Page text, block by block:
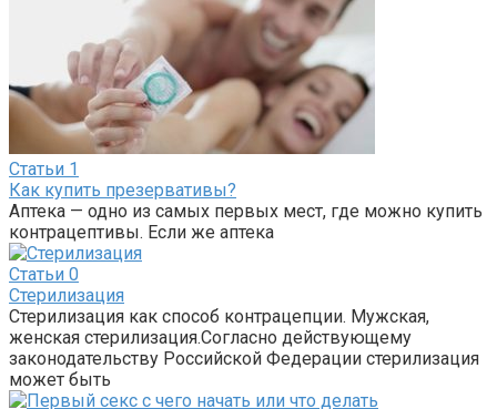
Статьи 1
Как купить презервативы?
Аптека — одно из самых первых мест, где можно купить
контрацептивы. Если же аптека
Статьи 0
Стерилизация
Стерилизация как способ контрацепции. Мужская,
женская стерилизация.Согласно действующему
законодательству Российской Федерации стерилизация
может быть